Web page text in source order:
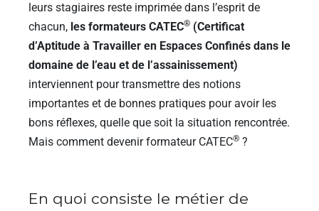
leurs stagiaires reste imprimée dans l’esprit de
chacun, les formateurs CATEC® (Certificat
d’Aptitude à Travailler en Espaces Confinés dans le
domaine de l’eau et de l’assainissement)
interviennent pour transmettre des notions
importantes et de bonnes pratiques pour avoir les
bons réflexes, quelle que soit la situation rencontrée.
Mais comment devenir formateur CATEC® ?
En quoi consiste le métier de